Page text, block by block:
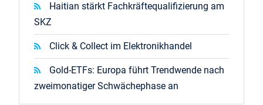
Haitian stärkt Fachkräftequalifizierung am
SKZ
Click & Collect im Elektronikhandel
Gold-ETFs: Europa führt Trendwende nach
zweimonatiger Schwächephase an